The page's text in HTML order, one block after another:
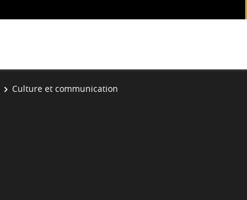
Culture et communication